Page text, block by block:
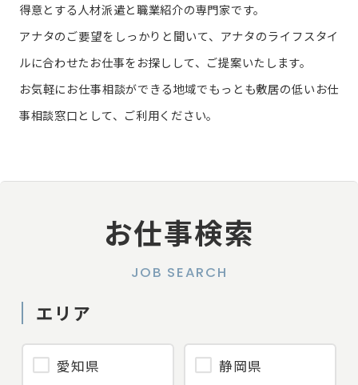
得意とする人材派遣と職業紹介の専門家です。
アナタのご要望をしっかりと聞いて、アナタのライフスタイ
ルに合わせたお仕事をお探しして、ご提案いたします。
お気軽にお仕事相談ができる地域でもっとも敷居の低いお仕
事相談窓口として、ご利用ください。
お仕事検索
JOB SEARCH
エリア
愛知県 静岡県